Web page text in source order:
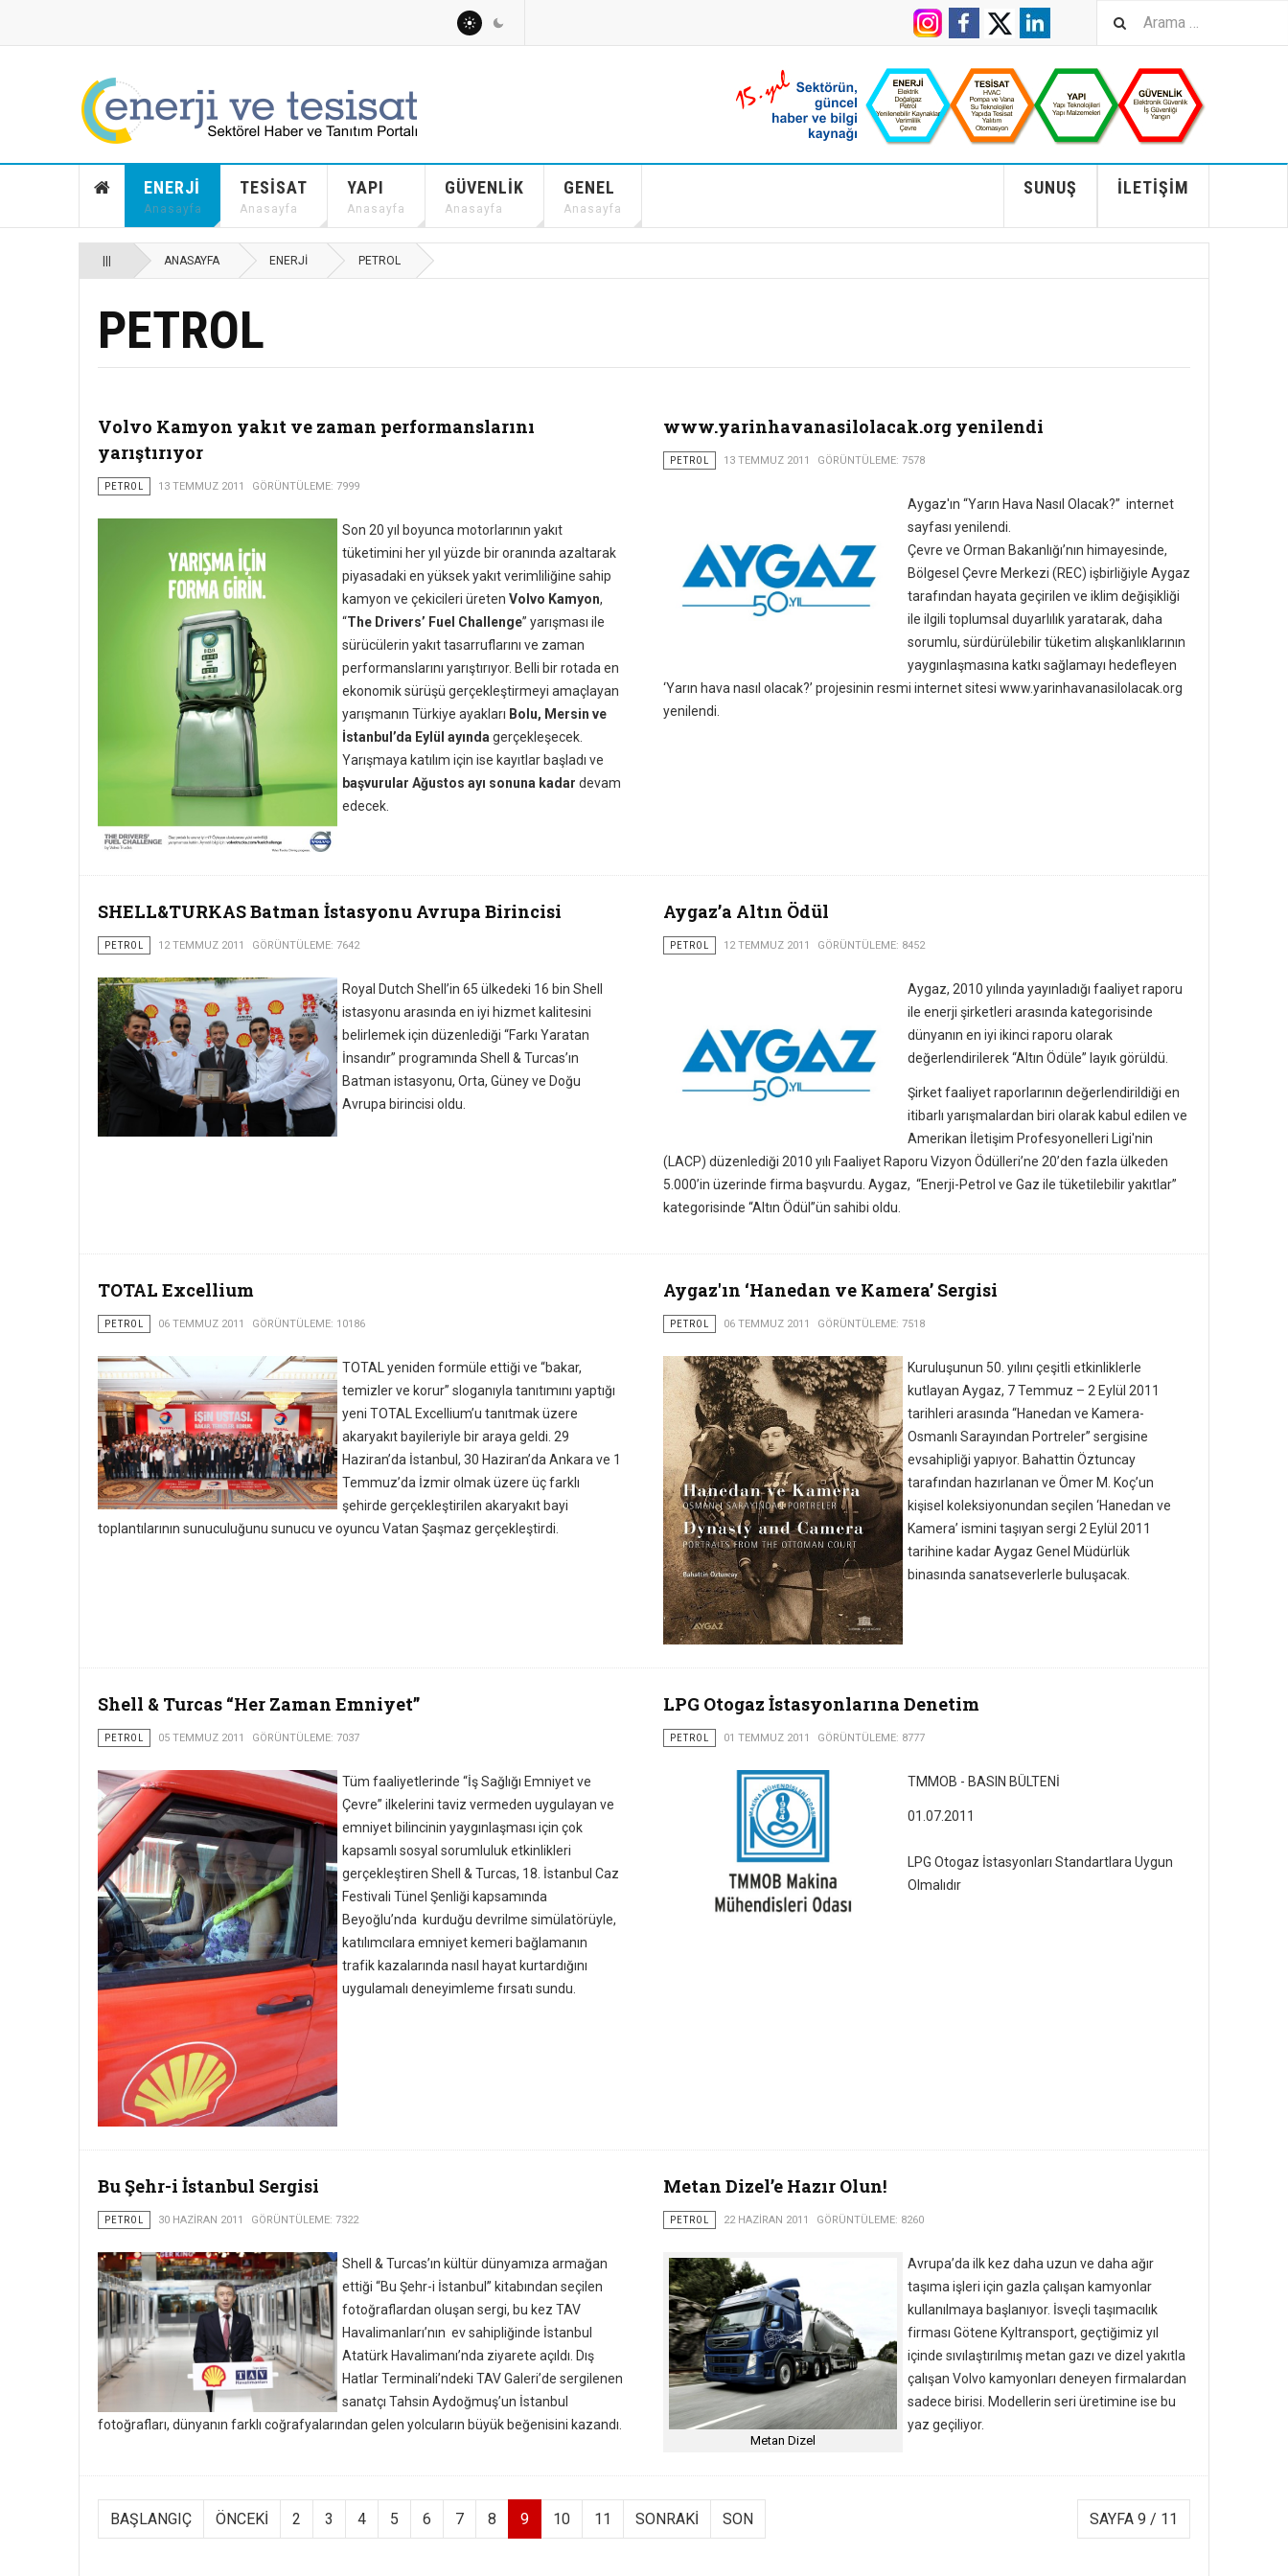
ENERJI
Anasayfa
TESISAT
Anasayfa
YAPI
Anasayfa
GÜVENLIK
Anasayfa
GENEL
Anasayfa
İLETIŞIM
SUNUŞ
ANASAYFA ENERJI PETROL
PETROL
Volvo Kamyon yakıt ve zaman performanslarını
yarıştırıyor
PETROL 13 TEMMUZ 2011 GÖRÜNTÜLEME: 7999
Son 20 yıl boyunca motorlarının yakıt
tüketimini her yıl yüzde bir oranında azaltarak
piyasadaki en yüksek yakıt verimliliğine sahip
kamyon ve çekicileri üreten Volvo Kamyon,
“The Drivers’ Fuel Challenge” yarışması ile
sürücülerin yakıt tasarruflarını ve zaman
performanslarını yarıştırıyor. Belli bir rotada en
ekonomik sürüşü gerçekleştirmeyi amaçlayan
yarışmanın Türkiye ayakları Bolu, Mersin ve
İstanbul’da Eylül ayında gerçekleşecek.
Yarışmaya katılım için ise kayıtlar başladı ve
başvurular Ağustos ayı sonuna kadar devam
edecek.
www.yarinhavanasilolacak.org yenilendi
PETROL 13 TEMMUZ 2011 GÖRÜNTÜLEME: 7578
Aygaz'ın “Yarın Hava Nasıl Olacak?” internet
sayfası yenilendi.
Çevre ve Orman Bakanlığı’nın himayesinde,
Bölgesel Çevre Merkezi (REC) işbirliğiyle Aygaz
tarafından hayata geçirilen ve iklim değişikliği
ile ilgili toplumsal duyarlılık yaratarak, daha
sorumlu, sürdürülebilir tüketim alışkanlıklarının
yaygınlaşmasına katkı sağlamayı hedefleyen
‘Yarın hava nasıl olacak?’ projesinin resmi internet sitesi www.yarinhavanasilolacak.org
yenilendi.
SHELL&TURKAS Batman İstasyonu Avrupa Birincisi
PETROL 12 TEMMUZ 2011 GÖRÜNTÜLEME: 7642
Royal Dutch Shell’in 65 ülkedeki 16 bin Shell
istasyonu arasında en iyi hizmet kalitesini
belirlemek için düzenlediği “Farkı Yaratan
İnsandır” programında Shell & Turcas’ın
Batman istasyonu, Orta, Güney ve Doğu
Avrupa birincisi oldu.
Aygaz’a Altın Ödül
PETROL 12 TEMMUZ 2011 GÖRÜNTÜLEME: 8452
Aygaz, 2010 yılında yayınladığı faaliyet raporu
ile enerji şirketleri arasında kategorisinde
dünyanın en iyi ikinci raporu olarak
değerlendirilerek “Altın Ödüle” layık görüldü.
Şirket faaliyet raporlarının değerlendirildiği en
itibarlı yarışmalardan biri olarak kabul edilen ve
Amerikan İletişim Profesyonelleri Ligi'nin
(LACP) düzenlediği 2010 yılı Faaliyet Raporu Vizyon Ödülleri’ne 20’den fazla ülkeden
5.000’in üzerinde firma başvurdu. Aygaz, “Enerji-Petrol ve Gaz ile tüketilebilir yakıtlar”
kategorisinde “Altın Ödül”ün sahibi oldu.
TOTAL Excellium
PETROL 06 TEMMUZ 2011 GÖRÜNTÜLEME: 10186
TOTAL yeniden formüle ettiği ve “bakar,
temizler ve korur” sloganıyla tanıtımını yaptığı
yeni TOTAL Excellium’u tanıtmak üzere
akaryakıt bayileriyle bir araya geldi. 29
Haziran’da İstanbul, 30 Haziran’da Ankara ve 1
Temmuz’da İzmir olmak üzere üç farklı
şehirde gerçekleştirilen akaryakıt bayi
toplantılarının sunuculuğunu sunucu ve oyuncu Vatan Şaşmaz gerçekleştirdi.
Aygaz'ın ‘Hanedan ve Kamera’ Sergisi
PETROL 06 TEMMUZ 2011 GÖRÜNTÜLEME: 7518
Kuruluşunun 50. yılını çeşitli etkinliklerle
kutlayan Aygaz, 7 Temmuz – 2 Eylül 2011
tarihleri arasında “Hanedan ve Kamera-
Osmanlı Sarayından Portreler” sergisine
evsahipliği yapıyor. Bahattin Öztuncay
tarafından hazırlanan ve Ömer M. Koç’un
kişisel koleksiyonundan seçilen ‘Hanedan ve
Kamera’ ismini taşıyan sergi 2 Eylül 2011
tarihine kadar Aygaz Genel Müdürlük
binasında sanatseverlerle buluşacak.
Shell & Turcas “Her Zaman Emniyet”
PETROL 05 TEMMUZ 2011 GÖRÜNTÜLEME: 7037
Tüm faaliyetlerinde “İş Sağlığı Emniyet ve
Çevre” ilkelerini taviz vermeden uygulayan ve
emniyet bilincinin yaygınlaşması için çok
kapsamlı sosyal sorumluluk etkinlikleri
gerçekleştiren Shell & Turcas, 18. İstanbul Caz
Festivali Tünel Şenliği kapsamında
Beyoğlu’nda kurduğu devrilme simülatörüyle,
katılımcılara emniyet kemeri bağlamanın
trafik kazalarında nasıl hayat kurtardığını
uygulamalı deneyimleme fırsatı sundu.
LPG Otogaz İstasyonlarına Denetim
PETROL 01 TEMMUZ 2011 GÖRÜNTÜLEME: 8777
TMMOB - BASIN BÜLTENİ
01.07.2011
LPG Otogaz İstasyonları Standartlara Uygun
Olmalıdır
Bu Şehr-i İstanbul Sergisi
PETROL 30 HAZIRAN 2011 GÖRÜNTÜLEME: 7322
Shell & Turcas’ın kültür dünyamıza armağan
ettiği “Bu Şehr-i İstanbul” kitabından seçilen
fotoğraflardan oluşan sergi, bu kez TAV
Havalimanları’nın ev sahipliğinde İstanbul
Atatürk Havalimanı’nda ziyarete açıldı. Dış
Hatlar Terminali’ndeki TAV Galeri’de sergilenen
sanatçı Tahsin Aydoğmuş’un İstanbul
fotoğrafları, dünyanın farklı coğrafyalarından gelen yolcuların büyük beğenisini kazandı.
Metan Dizel’e Hazır Olun!
PETROL 22 HAZIRAN 2011 GÖRÜNTÜLEME: 8260
Metan Dizel
Avrupa’da ilk kez daha uzun ve daha ağır
taşıma işleri için gazla çalışan kamyonlar
kullanılmaya başlanıyor. İsveçli taşımacılık
firması Götene Kyltransport, geçtiğimiz yıl
içinde sıvılaştırılmış metan gazı ve dizel yakıtla
çalışan Volvo kamyonları deneyen firmalardan
sadece birisi. Modellerin seri üretimine ise bu
yaz geçiliyor.
SAYFA 9 / 11
BAŞLANGIÇ ÖNCEKI 2 3 4 5 6 7 8 9 10 11 SONRAKI SON